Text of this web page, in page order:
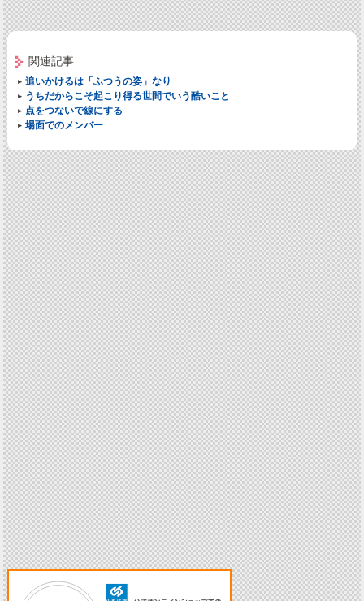
関連記事
追いかけるは「ふつうの姿」なり
うちだからこそ起こり得る世間でいう酷いこと
点をつないで線にする
場面でのメンバー